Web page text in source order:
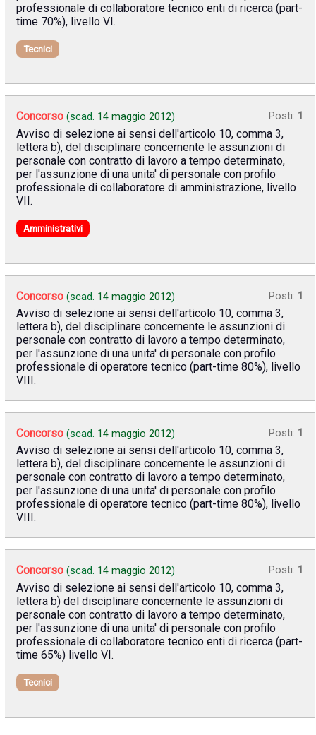
professionale di collaboratore tecnico enti di ricerca (part-
time 70%), livello VI.
Tecnici
Concorso (scad. 14 maggio 2012) Posti: 1
Avviso di selezione ai sensi dell'articolo 10, comma 3,
lettera b), del disciplinare concernente le assunzioni di
personale con contratto di lavoro a tempo determinato,
per l'assunzione di una unita' di personale con profilo
professionale di collaboratore di amministrazione, livello
VII.
Amministrativi
Concorso (scad. 14 maggio 2012) Posti: 1
Avviso di selezione ai sensi dell'articolo 10, comma 3,
lettera b), del disciplinare concernente le assunzioni di
personale con contratto di lavoro a tempo determinato,
per l'assunzione di una unita' di personale con profilo
professionale di operatore tecnico (part-time 80%), livello
VIII.
Concorso (scad. 14 maggio 2012) Posti: 1
Avviso di selezione ai sensi dell'articolo 10, comma 3,
lettera b), del disciplinare concernente le assunzioni di
personale con contratto di lavoro a tempo determinato,
per l'assunzione di una unita' di personale con profilo
professionale di operatore tecnico (part-time 80%), livello
VIII.
Concorso (scad. 14 maggio 2012) Posti: 1
Avviso di selezione ai sensi dell'articolo 10, comma 3,
lettera b) del disciplinare concernente le assunzioni di
personale con contratto di lavoro a tempo determinato,
per l'assunzione di una unita' di personale con profilo
professionale di collaboratore tecnico enti di ricerca (part-
time 65%) livello VI.
Tecnici